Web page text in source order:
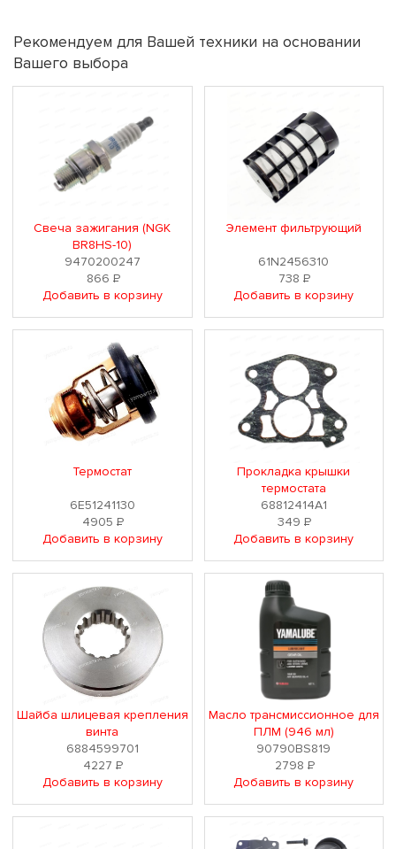
Рекомендуем для Вашей техники на основании
Вашего выбора
Свеча зажигания (NGK
BR8HS-10)
9470200247
866 Р
Добавить в корзину
Элемент фильтрующий
61N2456310
738Р
Добавить в корзину
Термостат
6E51241130
4905Р
Добавить в корзину
Прокладка крышки
термостата
68812414A1
349Р
Добавить в корзину
Шайба шлицевая крепления
винта
6884599701
4227Р
Добавить в корзину
Масло трансмиссионное для
ПЛМ (946 мл)
90790BS819
2798 Р
Добавить в корзину